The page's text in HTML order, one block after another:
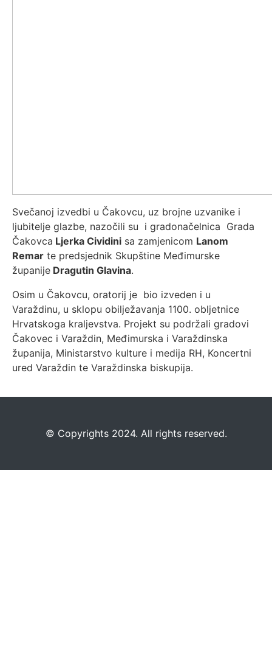
Svečanoj izvedbi u Čakovcu, uz brojne uzvanike i
ljubitelje glazbe, nazočili su i gradonačelnica Grada
Čakovca Ljerka Cividini sa zamjenicom Lanom
Remar te predsjednik Skupštine Međimurske
županije Dragutin Glavina.
Osim u Čakovcu, oratorij je bio izveden i u
Varaždinu, u sklopu obilježavanja 1100. obljetnice
Hrvatskoga kraljevstva. Projekt su podržali gradovi
Čakovec i Varaždin, Međimurska i Varaždinska
županija, Ministarstvo kulture i medija RH, Koncertni
ured Varaždin te Varaždinska biskupija.
©️ Copyrights 2024. All rights reserved.